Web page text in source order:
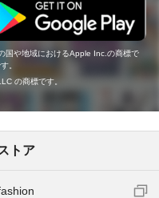
国や地域におけるApple Inc.の商標で
。
の商標です。
トア